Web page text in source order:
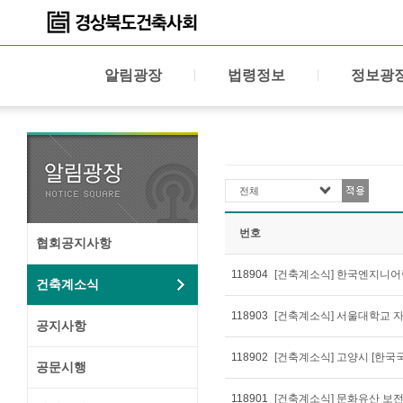
알림광장 법령정보 정보광
협회공지사항
건축계소식
공지사항
공문시행
전체
번호
118904 [건축계소식] 한국엔지니
118903
118902
118901